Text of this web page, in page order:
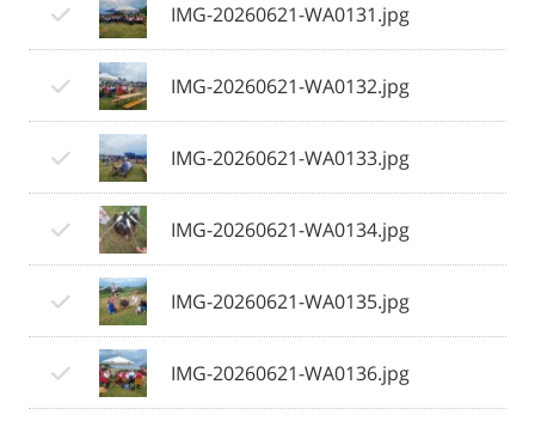
IMG-20260621-WA0131.jpg
IMG-20260621-WA0132.jpg
IMG-20260621-WA0133.jpg
IMG-20260621-WA0134.jpg
IMG-20260621-WA0135.jpg
IMG-20260621-WA0136.jpg